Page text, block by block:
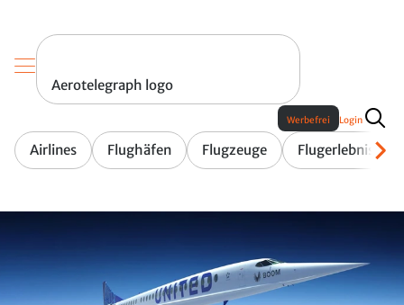
Aerotelegraph logo
Airlines Flughäfen Flugzeuge Flugerlebnis
Werbefrei Login